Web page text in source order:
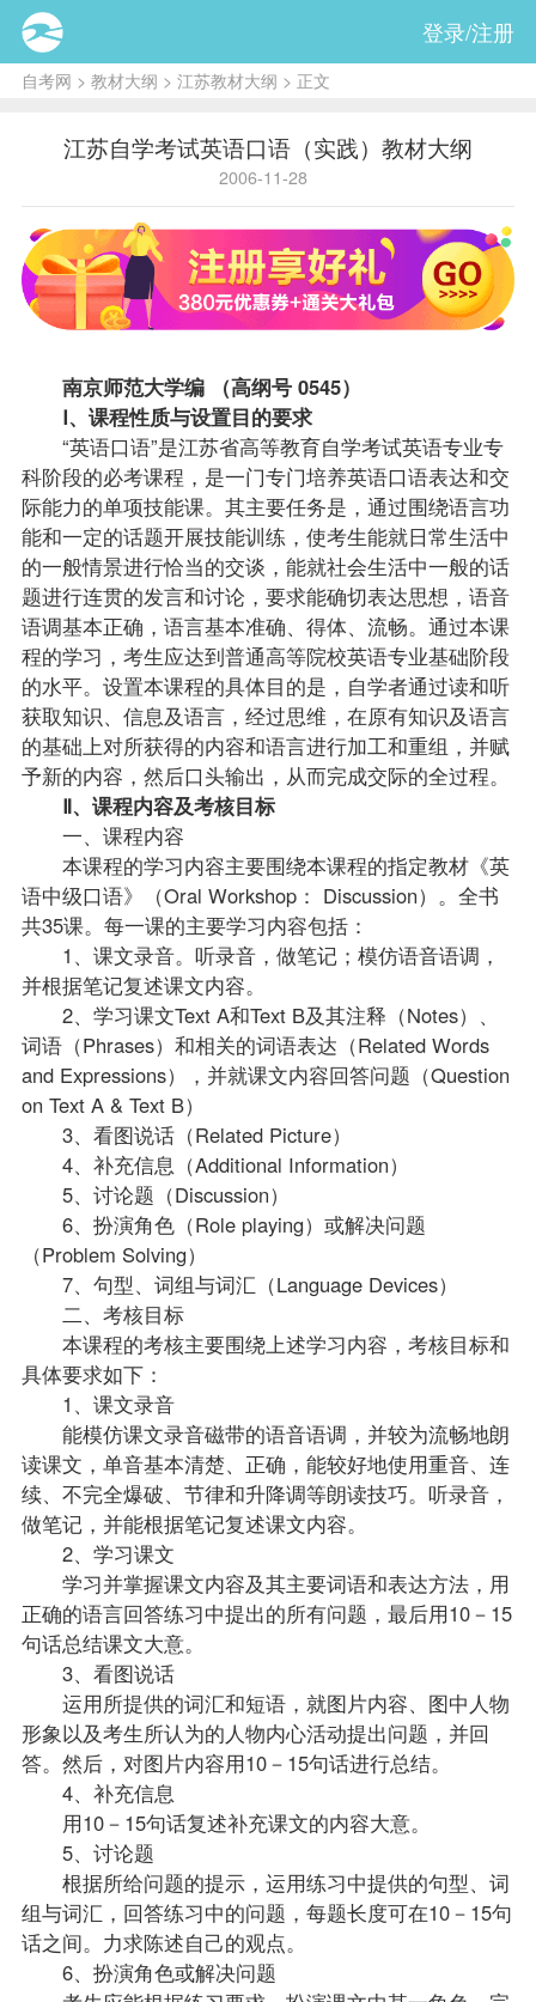
登录/注册
自考网 > 教材大纲 > 江苏教材大纲 > 正文
江苏自学考试英语口语（实践）教材大纲
2006-11-28
南京师范大学编 （高纲号 0545）
Ⅰ、 课程性质与设置目的要求
“英语口语”是江苏省高等教育自学考试英语专业专
科阶段的必考课程，是一门专门培养英语口语表达和交
际能力的单项技能课。其主要任务是，通过围绕语言功
能和一定的话题开展技能训练，使考生能就日常生活中
的一般情景进行恰当的交谈，能就社会生活中一般的话
题进行连贯的发言和讨论，要求能确切表达思想，语音
语调基本正确，语言基本准确、得体、流畅。通过本课
程的学习，考生应达到普通高等院校英语专业基础阶段
的水平。设置本课程的具体目的是，自学者通过读和听
获取知识、信息及语言，经过思维，在原有知识及语言
的基础上对所获得的内容和语言进行加工和重组，并赋
予新的内容，然后口头输出，从而完成交际的全过程。
Ⅱ、课程内容及考核目标
一、课程内容
本课程的学习内容主要围绕本课程的指定教材《英
语中级口语》（Oral Workshop： Discussion）。全书
共35课。每一课的主要学习内容包括：
1、课文录音。听录音，做笔记；模仿语音语调，
并根据笔记复述课文内容。
2、学习课文Text A和Text B及其注释（Notes）、
词语（Phrases）和相关的词语表达（Related Words
and Expressions），并就课文内容回答问题（Question
on Text A & Text B）
3、看图说话（Related Picture）
4、补充信息（Additional Information）
5、讨论题（Discussion）
6、扮演角色（Role playing）或解决问题
（Problem Solving）
7、句型、词组与词汇（Language Devices）
二、考核目标
本课程的考核主要围绕上述学习内容，考核目标和
具体要求如下：
1、课文录音
能模仿课文录音磁带的语音语调，并较为流畅地朗
读课文，单音基本清楚、正确，能较好地使用重音、连
续、不完全爆破、节律和升降调等朗读技巧。听录音，
做笔记，并能根据笔记复述课文内容。
2、学习课文
学习并掌握课文内容及其主要词语和表达方法，用
正确的语言回答练习中提出的所有问题，最后用10－15
句话总结课文大意。
3、看图说话
运用所提供的词汇和短语，就图片内容、图中人物
形象以及考生所认为的人物内心活动提出问题，并回
答。然后，对图片内容用10－15句话进行总结。
4、补充信息
用10－15句话复述补充课文的内容大意。
5、讨论题
根据所给问题的提示，运用练习中提供的句型、词
组与词汇，回答练习中的问题，每题长度可在10－15句
话之间。力求陈述自己的观点。
6、扮演角色或解决问题